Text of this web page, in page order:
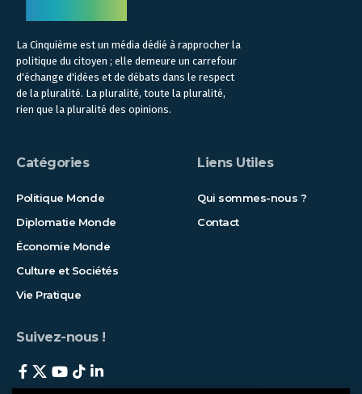
La Cinquième est un média dédié à rapprocher la
politique du citoyen ; elle demeure un carrefour
d'échange d'idées et de débats dans le respect
de la pluralité. La pluralité, toute la pluralité,
rien que la pluralité des opinions.
Catégories
Politique Monde
Diplomatie Monde
Économie Monde
Culture et Sociétés
Vie Pratique
Liens Utiles
Qui sommes-nous ?
Contact
Suivez-nous !